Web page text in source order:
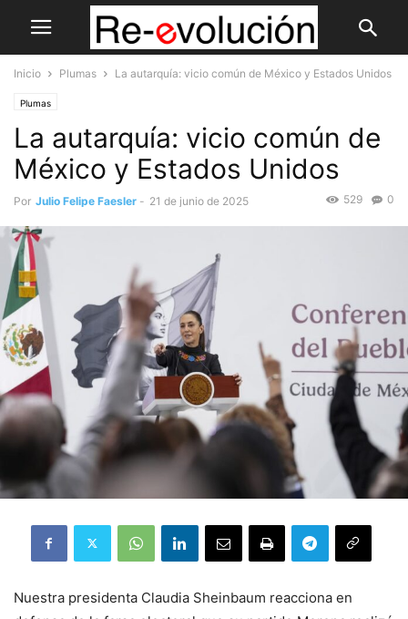
Inicio Plumas La autarquía: vicio común de México y Estados Unidos
Plumas
La autarquía: vicio común de
México y Estados Unidos
Por Julio Felipe Faesler - 21 de junio de 2025 0
529
Nuestra presidenta Claudia Sheinbaum reacciona en